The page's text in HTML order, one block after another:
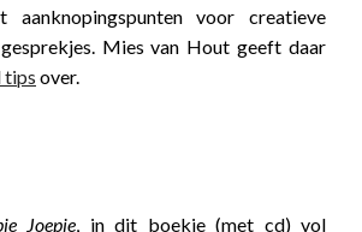
aanknopingspunten voor creatieve
Mies van Hout geeft daar
tips over.
Joepie, in dit boekje (met cd) vol